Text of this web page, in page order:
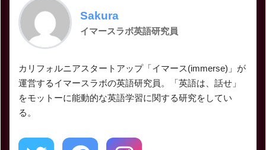
Sakura
イマースラボ英語研究員
カリフォルニアスタートアップ「イマース(immerse)」が
運営するイマースラボの英語研究員。「英語は、話せ」
をモットーに能動的な英語学習に関する研究をしてい
る。